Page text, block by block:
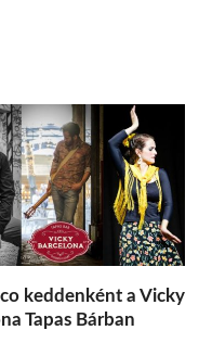
keddenként a Vicky
Tapas Bárban